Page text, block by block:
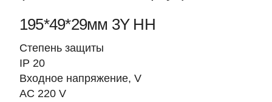
195*49*29мм 3Y HH
Степень защиты
IP 20
Входное напряжение, V
AC 220 V